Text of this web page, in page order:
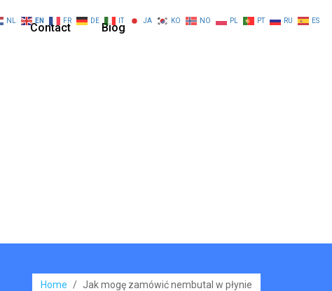
Contact Blog
Home / Jak mogę zamówić nembutal w płynie
NL EN FR DE IT JA KO NO PL PT RU ES